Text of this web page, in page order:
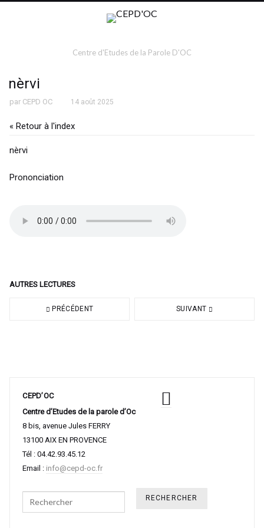
Centre d'Etudes de la Parole D'OC
nèrvi
par CEPD OC 14 août 2025
« Retour à l'index
nèrvi
Prononciation
AUTRES LECTURES
PRÉCÉDENT SUIVANT
CEPD’OC
Centre d’Etudes de la parole d’Oc
8 bis, avenue Jules FERRY
13100 AIX EN PROVENCE
Tél : 04.42.93.45.12
Email : info@cepd-oc.fr
Search